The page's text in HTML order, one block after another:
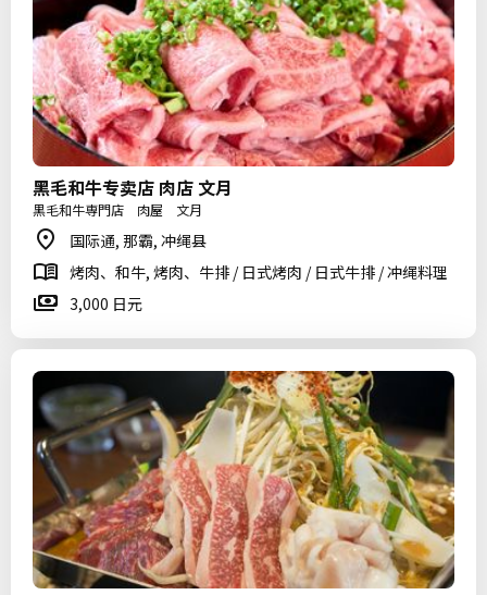
黑毛和牛专卖店 肉店 文月
黒毛和牛専門店 肉屋 文月
国际通, 那霸, 冲绳县
烤肉、和牛, 烤肉、牛排 / 日式烤肉 / 日式牛排 / 冲绳料理
3,000 日元